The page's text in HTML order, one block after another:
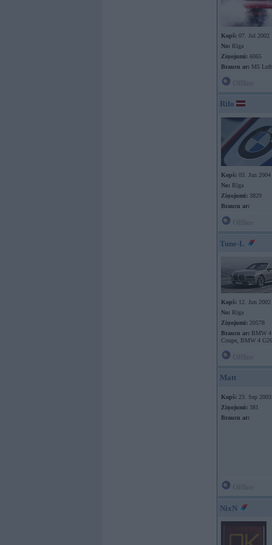
Kopš: 07. Jul 2002
No: Rīga
Ziņojumi: 6065
Braucu ar: M5
Rifo
Kopš: 03. Jun 2004
No: Rīga
Ziņojumi: 3829
Braucu ar:
Tune-L
Kopš: 12. Jun 2002
No: Rīga
Ziņojumi: 20578
Braucu ar: BMW 4
Coupe, BMW 4
Matt
Kopš: 23. Sep 2003
Ziņojumi: 381
Braucu ar:
NixN